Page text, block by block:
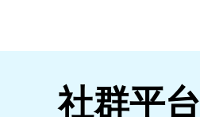
社群平台